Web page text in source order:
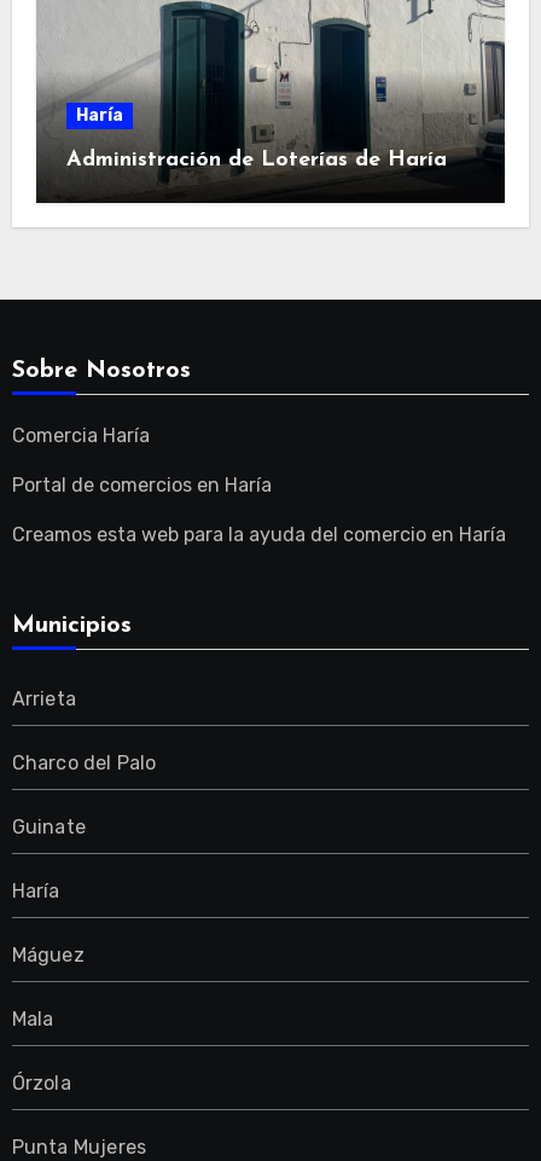
Haría
Administración de Loterías de Haría
Sobre Nosotros
Comercia Haría
Portal de comercios en Haría
Creamos esta web para la ayuda del comercio en Haría
Municipios
Arrieta
Charco del Palo
Guinate
Haría
Máguez
Mala
Órzola
Punta Mujeres